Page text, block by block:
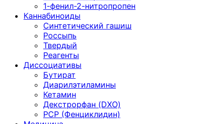
1-фенил-2-нитропропен
Каннабиноиды
Синтетический гашиш
Россыпь
Твердый
Реагенты
Диссоциативы
Бутират
Диарилэтиламины
Кетамин
Декстрорфан (DXO)
PCP (Фенциклидин)